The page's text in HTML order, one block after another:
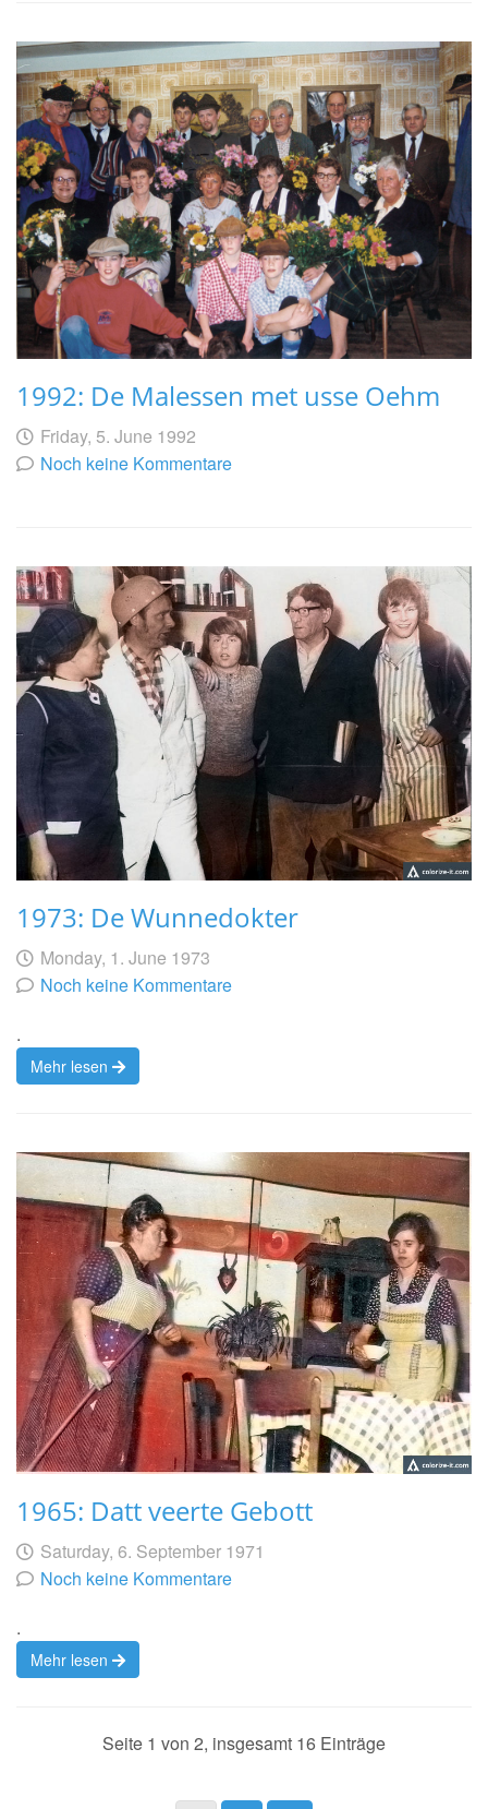
1992: De Malessen met usse Oehm
Geschrieben
von
am Friday, 5. June 1992
Noch keine Kommentare
1973: De Wunnedokter
Geschrieben
von
am Monday, 1. June 1973
Noch keine Kommentare
.
Mehr lesen
1965: Datt veerte Gebott
Geschrieben
von
am Saturday, 6. September 1971
Noch keine Kommentare
.
Mehr lesen
Seite 1 von 2, insgesamt 16 Einträge